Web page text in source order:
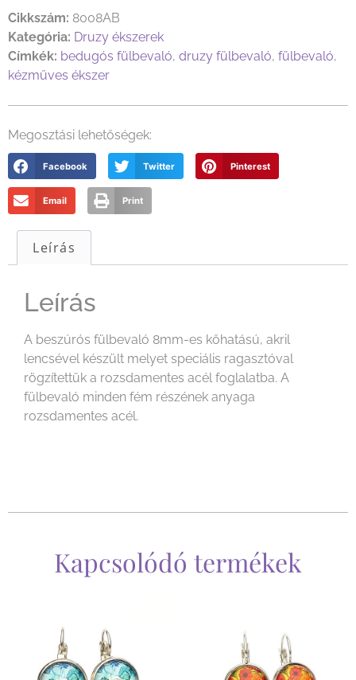
Cikkszám: 8008AB
Kategória: Druzy ékszerek
Címkék: bedugós fülbevaló, druzy fülbevaló, fülbevaló,
kézműves ékszer
Megosztási lehetőségek:
Facebook Twitter Pinterest
Email Print
Leírás
Leírás
A beszúrós fülbevaló 8mm-es kőhatású, akril
lencsével készült melyet speciális ragasztóval
rögzítettük a rozsdamentes acél foglalatba. A
fülbevaló minden fém részének anyaga
rozsdamentes acél.
Kapcsolódó termékek